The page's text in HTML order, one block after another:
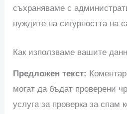
съхраняваме с
нуждите на сигурността на
Как използваме вашите
Предложен текст:
могат да бъдат проверени
услуга за проверка за спам